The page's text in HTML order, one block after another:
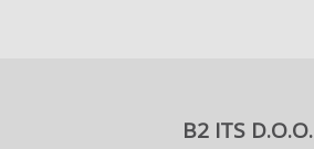
B2 ITS D.O.O.